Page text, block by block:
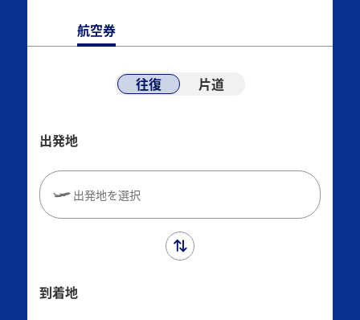
航空券
往復 片道
出発地
出発地を選択
到着地